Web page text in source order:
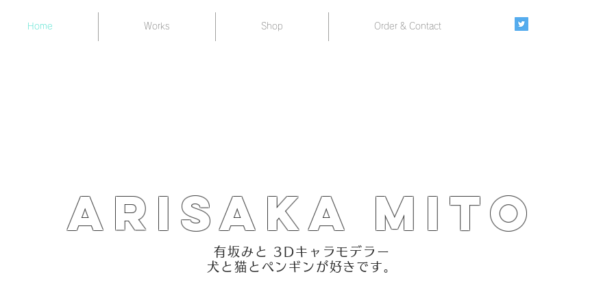
Home Works Shop Order & Contact
有坂みと 3Dキャラモデラー
​犬と猫とペンギンが好きです。
Arisaka MITO